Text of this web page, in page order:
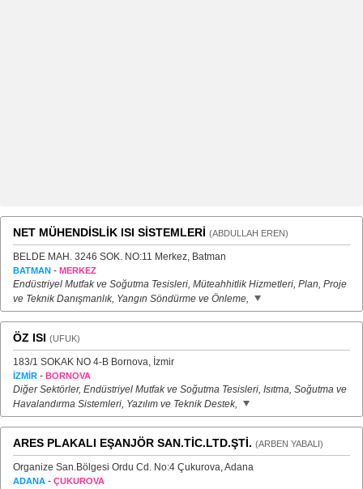
NET MÜHENDİSLİK ISI SİSTEMLERİ (ABDULLAH EREN)
BELDE MAH. 3246 SOK. NO:11 Merkez, Batman
BATMAN - MERKEZ
Endüstriyel Mutfak ve Soğutma Tesisleri, Müteahhitlik Hizmetleri, Plan, Proje
ve Teknik Danışmanlık, Yangın Söndürme ve Önleme,
ÖZ ISI (UFUK)
183/1 SOKAK NO 4-B Bornova, İzmir
İZMİR - BORNOVA
Diğer Sektörler, Endüstriyel Mutfak ve Soğutma Tesisleri, Isıtma, Soğutma ve
Havalandırma Sistemleri, Yazılım ve Teknik Destek,
ARES PLAKALI EŞANJÖR SAN.TİC.LTD.ŞTİ. (ARBEN YABALI)
Organize San.Bölgesi Ordu Cd. No:4 Çukurova, Adana
ADANA - ÇUKUROVA